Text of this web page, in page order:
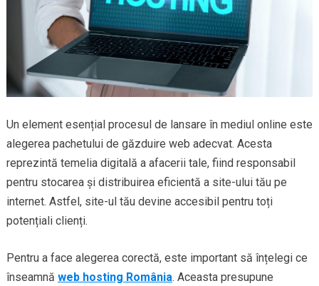
Un element esențial procesul de lansare în mediul online este
alegerea pachetului de găzduire web adecvat. Acesta
reprezintă temelia digitală a afacerii tale, fiind responsabil
pentru stocarea și distribuirea eficientă a site-ului tău pe
internet. Astfel, site-ul tău devine accesibil pentru toți
potențiali clienți.
Pentru a face alegerea corectă, este important să înțelegi ce
înseamnă web hosting România. Aceasta presupune